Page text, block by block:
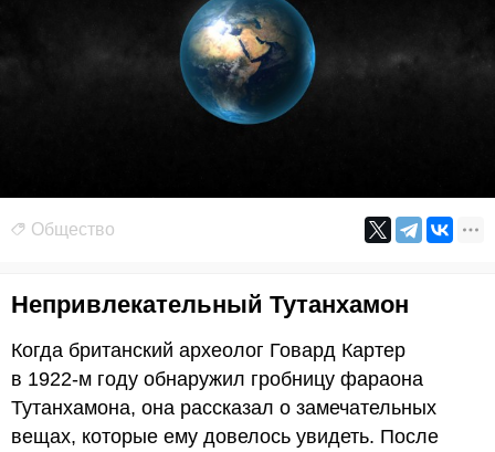
Общество
Непривлекательный Тутанхамон
Когда британский археолог Говард Картер
в 1922-м году обнаружил гробницу фараона
Тутанхамона, она рассказал о замечательных
вещах, которые ему довелось увидеть. После